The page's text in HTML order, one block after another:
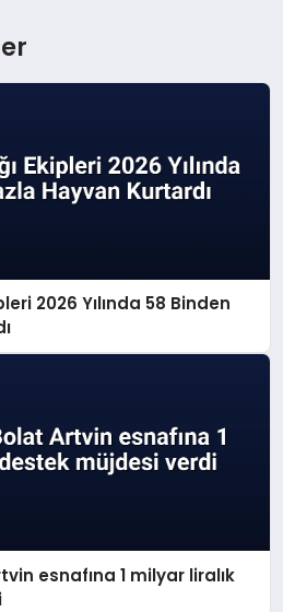
2026 Yılında 58 Binden
esnafına 1 milyar liralık